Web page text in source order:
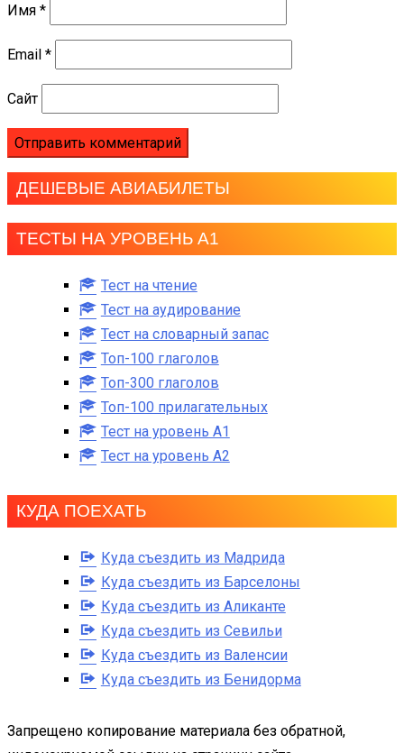
Имя *
Email *
Сайт
ДЕШЕВЫЕ АВИАБИЛЕТЫ
ТЕСТЫ НА УРОВЕНЬ А1
Тест на чтение
Тест на аудирование
Тест на словарный запас
Топ-100 глаголов
Топ-300 глаголов
Топ-100 прилагательных
Тест на уровень A1
Тест на уровень A2
КУДА ПОЕХАТЬ
Куда съездить из Мадрида
Куда съездить из Барселоны
Куда съездить из Аликанте
Куда съездить из Севильи
Куда съездить из Валенсии
Куда съездить из Бенидорма
Запрещено копирование материала без обратной,